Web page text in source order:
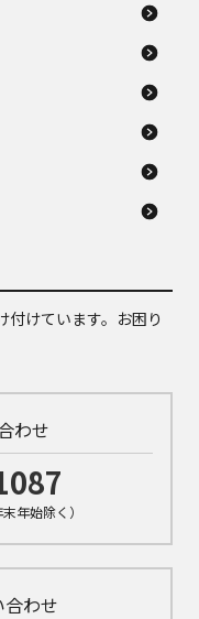
付けています。お困り
わせ
年始除く）
わせ